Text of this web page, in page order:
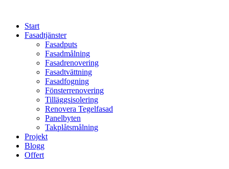
contentStart
Fasadtjänster
Fasadputs
Fasadmålning
Fasadrenovering
Fasadtvättning
Fasadfogning
Fönsterrenovering
Tilläggsisolering
Renovera Tegelfasad
Panelbyten
Takplåtsmålning
Projekt
Blogg
Offert